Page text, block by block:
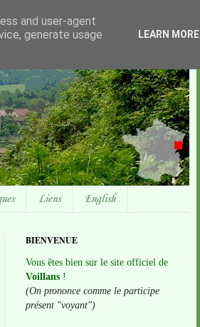
Liens English
BIENVENUE
Vous êtes bien sur le site officiel de
Voillans !
(On prononce comme le participe
présent "voyant")
and user-agent
generate usage
LEARN MORE